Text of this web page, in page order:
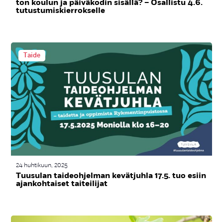
ton kou­lun ja päi­vä­ko­din si­säl­lä? – Osal­lis­tu 4.6.
tu­tus­tu­mis­kier­rok­sel­le
Taide
24 huhtikuun, 2025
Tuu­su­lan tai­deoh­jel­man ke­vät­juh­la 17.5. tuo esiin
ajan­koh­tai­set tai­tei­li­jat